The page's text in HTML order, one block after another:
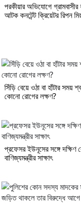
পরকীয়ার অভিযোগে গ্রামবাসীর
আটক কনটেন্ট ক্রিয়েটর রিপন
সিঁড়ি বেয়ে ওঠা বা হাঁটার সময়
কোনো রোগের লক্ষণ?
প্রফেসর ইউনূসের সঙ্গে দক্ষিণ
বাণিজ্যমন্ত্রীর সাক্ষাৎ